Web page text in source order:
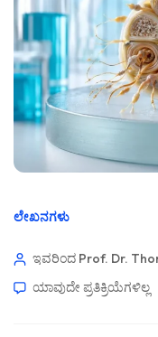
ಲೇಖನಗಳು
ಇವರಿಂದ Prof. Dr.
ಯಾವುದೇ ಪ್ರತಿಕ್ರಿಯೆಗಳಿಲ್ಲ